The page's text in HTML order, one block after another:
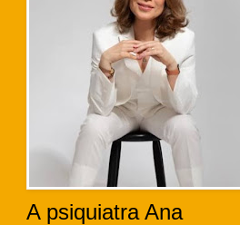
A psiquiatra Ana